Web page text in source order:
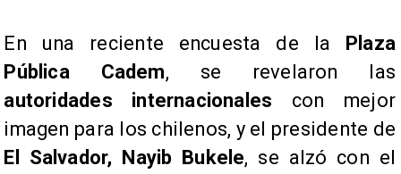
​En una reciente encuesta de la Plaza
Pública Cadem, se revelaron las
autoridades internacionales con mejor
imagen para los chilenos, y el presidente de
El Salvador, Nayib Bukele, se alzó con el